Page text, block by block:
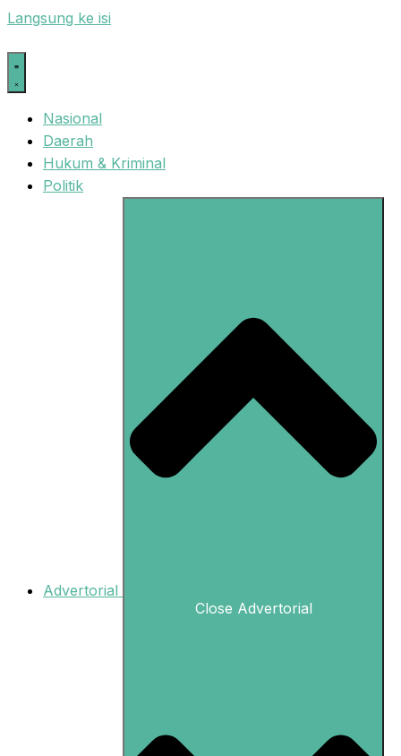
Langsung ke isi
Nasional
Daerah
Hukum & Kriminal
Politik
Advertorial
Close Advertorial